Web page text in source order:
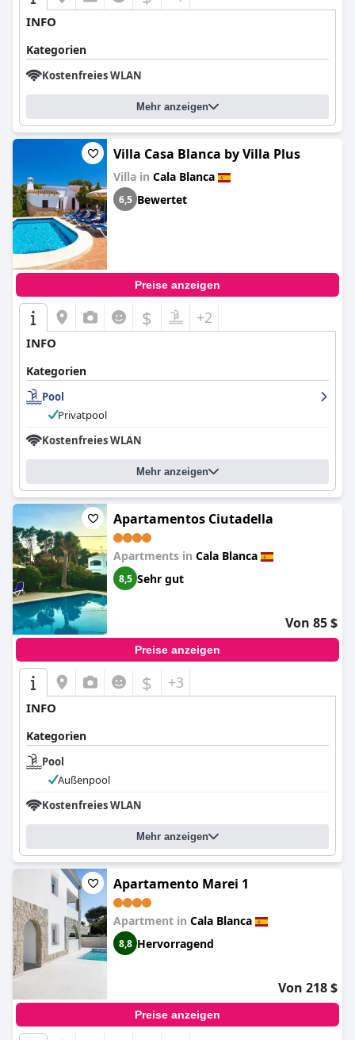
INFO
Kategorien
Kostenfreies WLAN
Mehr anzeigen
Villa Casa Blanca by Villa Plus
Villa in Cala Blanca
6,5 Bewertet
Preise anzeigen
$ +2
INFO
Kategorien
Pool
Privatpool
Kostenfreies WLAN
Mehr anzeigen
Apartamentos Ciutadella
Apartments in Cala Blanca
8,5 Sehr gut
Von 85 $
Preise anzeigen
$ +3
INFO
Kategorien
Pool
Außenpool
Kostenfreies WLAN
Mehr anzeigen
Apartamento Marei 1
Apartment in Cala Blanca
8,8 Hervorragend
Von 218 $
Preise anzeigen